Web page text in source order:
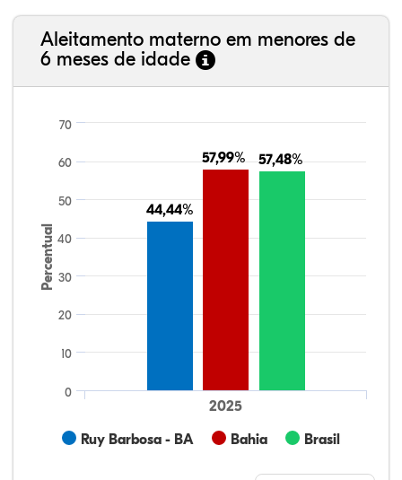
Aleitamento materno em menores de
6 meses de idade
Percentual
44,44%
44,44%
57,99%
57,99% 57,48%
57,48%
Ruy Barbosa - BA Bahia Brasil
2025
0
10
20
30
40
50
60
70